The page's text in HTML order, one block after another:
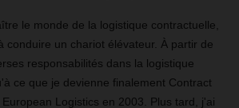
le monde de la logistique contractuelle,
conduire un chariot élévateur. À partir de
responsabilités dans la logistique
ce que je devienne finalement Contract
Logistics en 2003. Plus tard, j'ai